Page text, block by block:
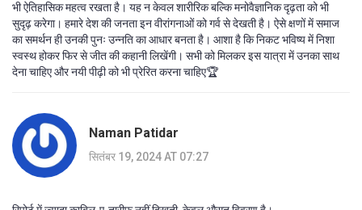
भी ऐतिहासिक महत्व रखता है। यह न केवल शारीरिक बल्कि मनोवैज्ञानिक दृढ़ता को भी
सुदृढ़ करेगा। हमारे देश की जनता इन वीरांगनाओं को गर्व से देखती है। ऐसे क्षणों में समाज
का समर्थन ही उनकी पुनः उन्नति का आधार बनता है। आशा है कि निकट भविष्य में निशा
स्वस्थ होकर फिर से जीत की कहानी लिखेंगी। सभी को मिलकर इस यात्रा में उनका साथ
देना चाहिए और नयी पीढ़ी को भी प्रेरित करना चाहिए🏆
Naman Patidar
सितंबर 19, 2024 AT 07:27